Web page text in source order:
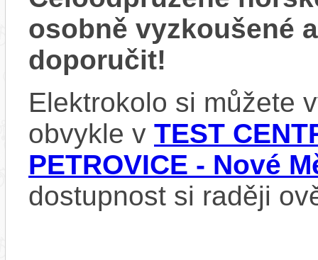
osobně vyzkoušené
doporučit!
Elektrokolo si můžete
obvykle v TEST
PETROVICE - Nové
dostupnost si raději